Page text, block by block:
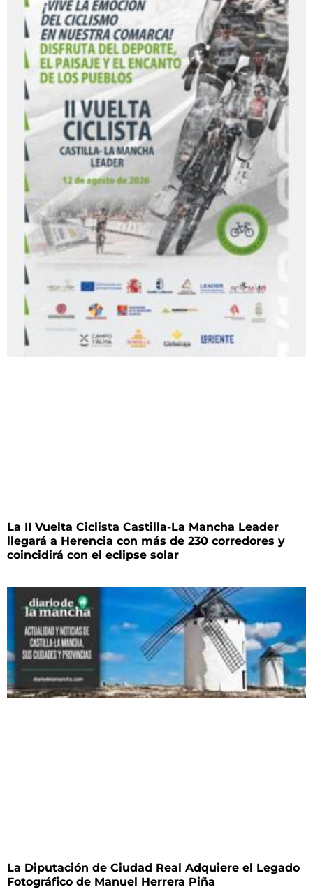
La II Vuelta Ciclista Castilla-La Mancha Leader
llegará a Herencia con más de 230 corredores y
coincidirá con el eclipse solar
La Diputación de Ciudad Real Adquiere el Legado
Fotográfico de Manuel Herrera Piña